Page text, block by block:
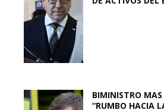
BIMINISTRO
“RUMBO HACIA